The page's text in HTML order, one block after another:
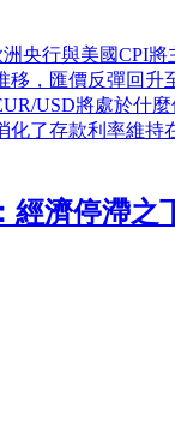
央行與美國CPI
，匯價反彈回
USD將處於什
了存款利率維
經濟停滯